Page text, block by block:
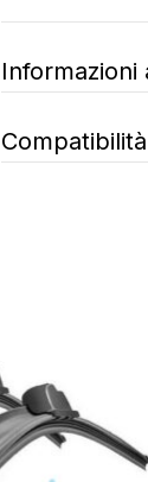
Informazioni
Compatibilità